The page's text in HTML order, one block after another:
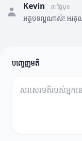
Kevin ៣ ថ្ងៃមុន
អត្ថបទល្អណាស់! អរគុ
បញ្ចេញមតិ